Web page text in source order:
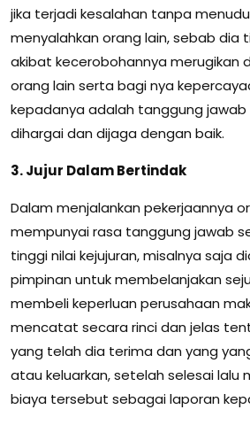
jika terjadi kesalahan tanpa
menyalahkan orang lain, sebab dia
akibat kecerobohannya merugikan
orang lain serta bagi nya
kepadanya adalah tanggung jawab
dihargai dan dijaga dengan baik.
3. Jujur Dalam Bertindak
Dalam menjalankan pekerjaannya
mempunyai rasa tanggung jawab
tinggi nilai kejujuran, misalnya saja
pimpinan untuk membelanjakan
membeli keperluan perusahaan
mencatat secara rinci dan jelas
yang telah dia terima dan yang
atau keluarkan, setelah selesai lalu
biaya tersebut sebagai laporan